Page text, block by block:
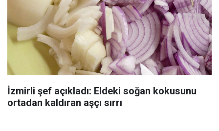
İzmirli şef açıkladı: Eldeki soğan kokusunu
ortadan kaldıran aşçı sırrı